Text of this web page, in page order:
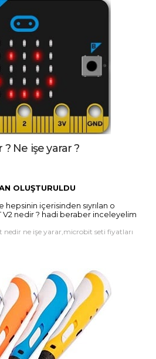
Ne işe yarar ?
OLUŞTURULDU
hepsinin içerisinden sıyrılan o
V2 nedir ? hadi beraber inceleyelim
ne işe yarar,microbit seti fiyatları